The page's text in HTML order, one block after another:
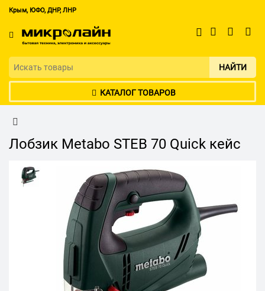
Крым, ЮФО, ДНР, ЛНР
НАЙТИ
КАТАЛОГ ТОВАРОВ
Лобзик Metabo STEB 70 Quick кейс